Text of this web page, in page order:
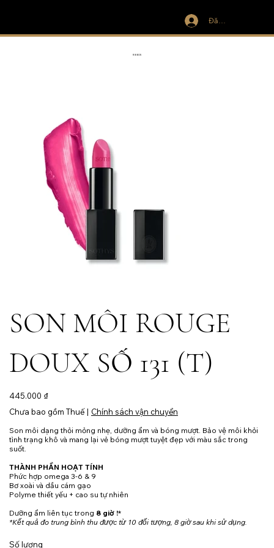
Đăng nhập
RIBBON
SON MÔI ROUGE
DOUX SỐ 131 (T)
Giá
445.000 ₫
Chưa bao gồm Thuế | Chính sách vận chuyển
Son môi dạng thỏi mỏng nhẹ, dưỡng ẩm và bóng mượt. Bảo vệ môi khỏi
tình trạng khô và mang lại vẻ bóng mượt tuyệt đẹp với màu sắc trong
suốt.
THÀNH PHẦN HOẠT TÍNH
Phức hợp omega 3-6 & 9
Bơ xoài và dầu cám gạo
Polyme thiết yếu + cao su tự nhiên
Dưỡng ẩm liên tục trong 8 giờ !*
*Kết quả đo trung bình thu được từ 10 đối tượng, 8 giờ sau khi sử dụng.
Số lượng